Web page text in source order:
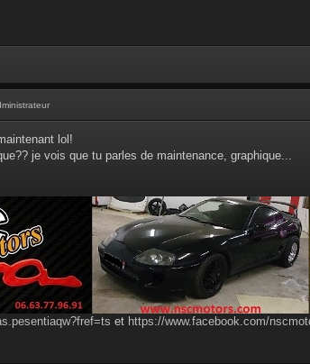
lol!
je vois que tu parles de maintenance, graphique...
et https://www.facebook.com/